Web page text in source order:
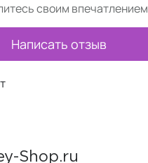
своим впечатлением
Написать отзыв
Shop.ru